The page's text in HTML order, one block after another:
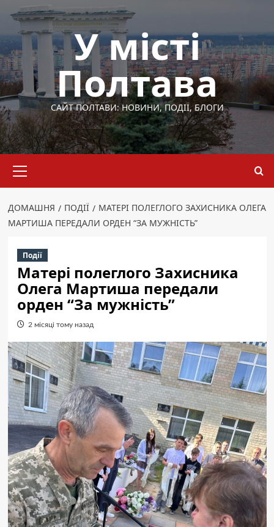
Перейти
вмісту
У місті
Полтава
САЙТ ПОЛТАВИ: НОВИНИ, ПОДІЇ, БЛОГИ
меню
ДОМАШНЯ ПОДІЇ
МАТЕРІ ПОЛЕГЛОГО ЗАХИСНИКА ОЛЕГА
МАРТИША ПЕРЕДАЛИ ОРДЕН “ЗА МУЖНІСТЬ”
Події
Матері полеглого Захисника
Олега Мартиша передали
орден “За мужність”
2 місяці тому назад